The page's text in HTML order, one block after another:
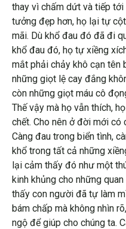
thay vì chấm dứt và tiếp
tưởng đẹp hơn, họ lại tự
mãi. Dù khổ đau đó đã đi
khổ đau đó, họ tự xiềng
mắt phải chảy khô cạn tên
những giọt lệ cay đắng
còn những giọt máu cô
Thế vậy mà họ vẫn thích,
chết. Cho nên ở đời mới có
Càng đau trong biển tình,
khổ trong tất cả những
lại cảm thấy đó như một
kinh khủng cho những
thấy con người đã tự làm
bám chấp mà không nhìn
ngộ để giúp cho chúng ta.